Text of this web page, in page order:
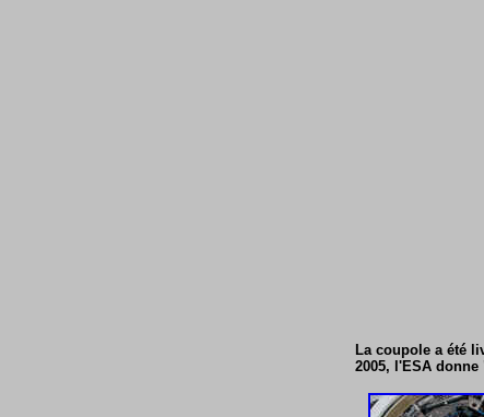
La coupole a été
2005, l'ESA